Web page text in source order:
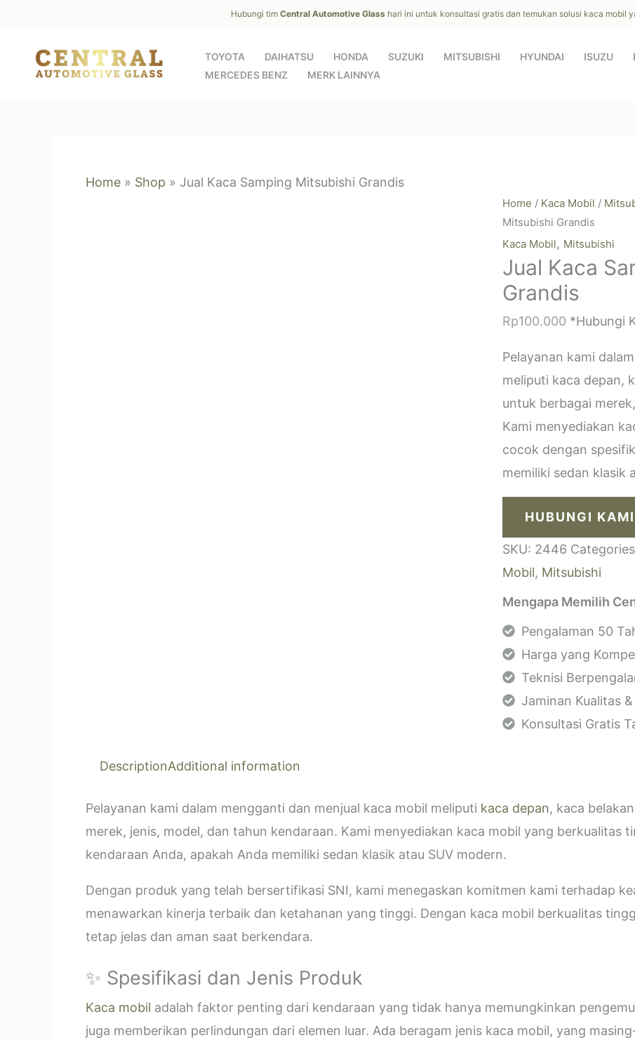
content
Hubungi tim Central Automotive Glass hari ini untuk konsultasi gratis dan temukan solusi kaca mobil
TOYOTA DAIHATSU HONDA SUZUKI MITSUBISHI HYUNDAI ISUZU
MERCEDES BENZ
MERK LAINNYA
Home » Shop » Jual Kaca Samping Mitsubishi Grandis
Home / Kaca Mobil /
Mitsubishi Grandis
Kaca Mobil, Mitsubishi
Jual Kaca
Grandis
Rp100.000 *Hubungi
Pelayanan kami
meliputi kaca depan,
untuk berbagai
Kami menyediakan
cocok dengan
memiliki sedan klasik
HUBUNGI KAMI
SKU: 2446
Mobil, Mitsubishi
Mengapa Memilih
Pengalaman 50
Harga yang
Teknisi
Jaminan Kualitas
Konsultasi Gratis
DescriptionAdditional information
Pelayanan kami dalam mengganti dan menjual kaca mobil meliputi kaca depan, kaca
merek, jenis, model, dan tahun kendaraan. Kami menyediakan kaca mobil yang berkualitas
kendaraan Anda, apakah Anda memiliki sedan klasik atau SUV modern.
Dengan produk yang telah bersertifikasi SNI, kami menegaskan komitmen kami terhadap
menawarkan kinerja terbaik dan ketahanan yang tinggi. Dengan kaca mobil berkualitas
tetap jelas dan aman saat berkendara.
✨ Spesifikasi dan Jenis Produk
Kaca mobil adalah faktor penting dari kendaraan yang tidak hanya memungkinkan
juga memberikan perlindungan dari elemen luar. Ada beragam jenis kaca mobil, yang